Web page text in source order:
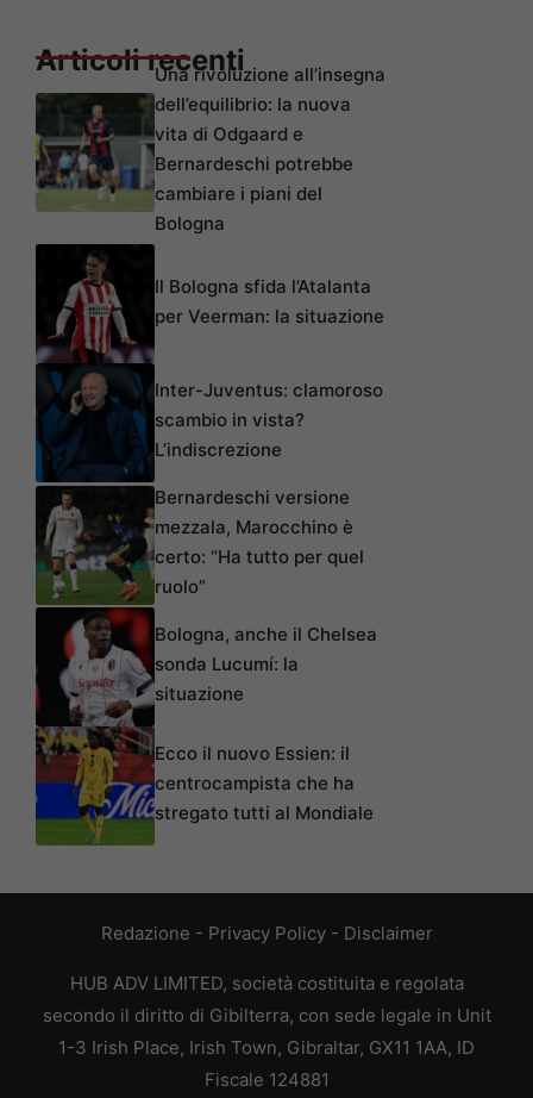
Articoli recentiUna rivoluzione all’insegna
dell’equilibrio: la nuova
vita di Odgaard e
Bernardeschi potrebbe
cambiare i piani del
Bologna
Il Bologna sfida l’Atalanta
per Veerman: la situazione
Inter-Juventus: clamoroso
scambio in vista?
L’indiscrezione
Bernardeschi versione
mezzala, Marocchino è
certo: “Ha tutto per quel
ruolo”
Bologna, anche il Chelsea
sonda Lucumí: la
situazione
Ecco il nuovo Essien: il
centrocampista che ha
stregato tutti al Mondiale
Redazione - Privacy Policy- Disclaimer
HUB ADV LIMITED, società costituita e regolata
secondo il diritto di Gibilterra, con sede legale in Unit
1-3 Irish Place, Irish Town, Gibraltar, GX11 1AA, ID
Fiscale 124881